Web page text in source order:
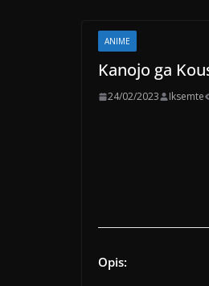
ANIME
Kanojo ga
24/02/2023 Iksemte
Opis: